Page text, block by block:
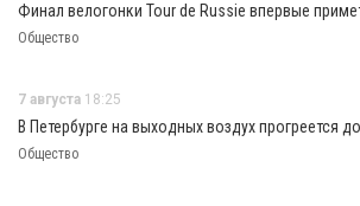
Финал велогонки Tour de Russie впервые
Общество
7 августа 18:25
В Петербурге на выходных воздух прогреется
Общество